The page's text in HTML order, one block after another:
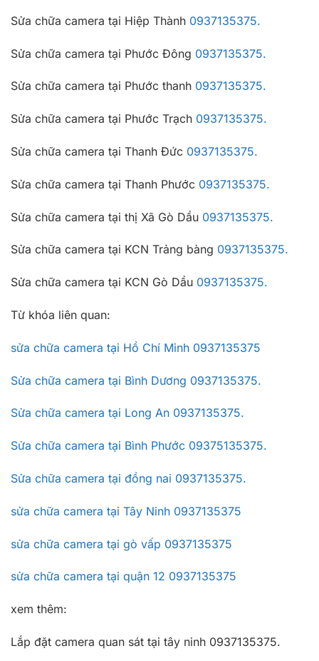
Sửa chữa camera tại Hiệp Thành 0937135375.
Sửa chữa camera tại Phước Đông 0937135375.
Sửa chữa camera tại Phước thanh 0937135375.
Sửa chữa camera tại Phước Trạch 0937135375.
Sửa chữa camera tại Thanh Đức 0937135375.
Sửa chữa camera tại Thanh Phước 0937135375.
Sửa chữa camera tại thị Xã Gò Dầu 0937135375.
Sửa chữa camera tại KCN Trảng bàng 0937135375.
Sửa chữa camera tại KCN Gò Dầu 0937135375.
Từ khóa liên quan:
sửa chữa camera tại Hồ Chí Minh 0937135375
Sửa chữa camera tại Bình Dương 0937135375.
Sửa chữa camera tại Long An 0937135375.
Sửa chữa camera tại Bình Phước 09375135375.
Sửa chữa camera tại đồng nai 0937135375.
sửa chữa camera tại Tây Ninh 0937135375
sửa chữa camera tại gò vấp 0937135375
sửa chữa camera tại quận 12 0937135375
xem thêm:
Lắp đặt camera quan sát tại tây ninh 0937135375.